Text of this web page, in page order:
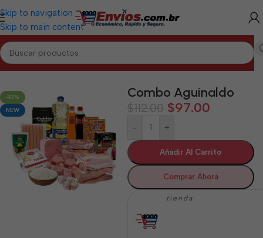
Skip to navigation
Skip to main content
SPÍRITUS/Combos de Alimentos y Mixtos Sancti Spíritus
-13%
NEW
Combo Aguinaldo
$112.00 $97.00
- +
Añadir Al Carrito
Comprar Ahora
tienda